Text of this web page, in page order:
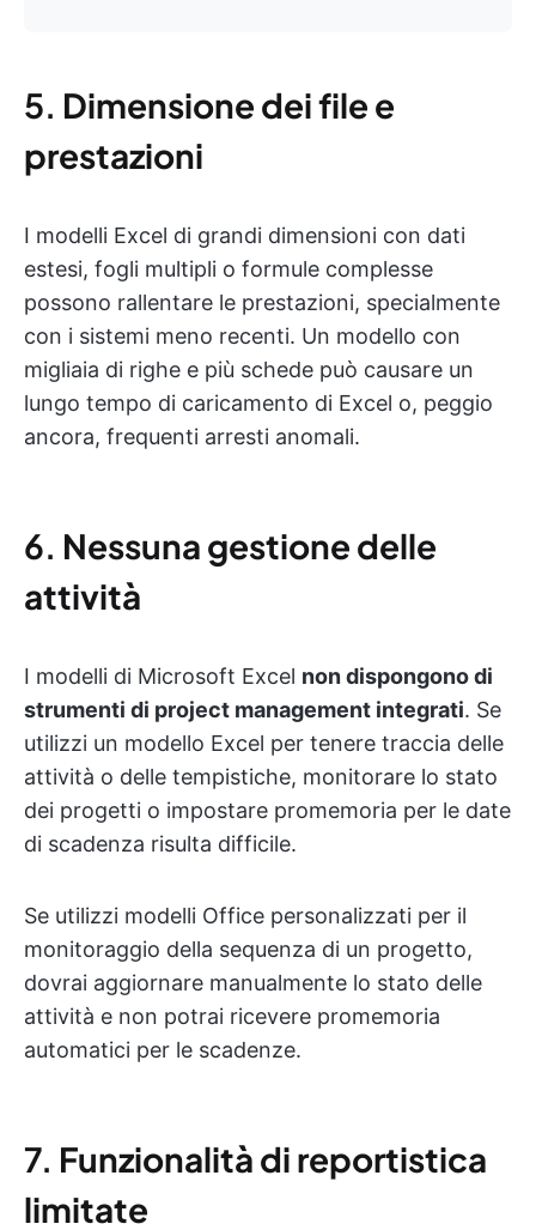
5. Dimensione dei file e
prestazioni
I modelli Excel di grandi dimensioni con dati
estesi, fogli multipli o formule complesse
possono rallentare le prestazioni, specialmente
con i sistemi meno recenti. Un modello con
migliaia di righe e più schede può causare un
lungo tempo di caricamento di Excel o, peggio
ancora, frequenti arresti anomali.
6. Nessuna gestione delle
attività
I modelli di Microsoft Excel non dispongono di
strumenti di project management integrati. Se
utilizzi un modello Excel per tenere traccia delle
attività o delle tempistiche, monitorare lo stato
dei progetti o impostare promemoria per le date
di scadenza risulta difficile.
Se utilizzi modelli Office personalizzati per il
monitoraggio della sequenza di un progetto,
dovrai aggiornare manualmente lo stato delle
attività e non potrai ricevere promemoria
automatici per le scadenze.
7. Funzionalità di reportistica
limitate